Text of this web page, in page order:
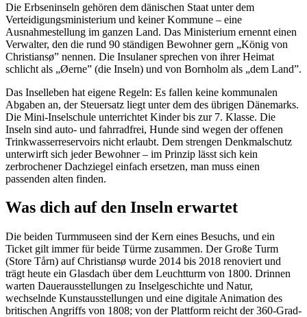
Die Erbseninseln gehören dem dänischen Staat unter dem
Verteidigungsministerium und keiner Kommune – eine
Ausnahmestellung im ganzen Land. Das Ministerium ernennt einen
Verwalter, den die rund 90 ständigen Bewohner gern „König von
Christiansø” nennen. Die Insulaner sprechen von ihrer Heimat
schlicht als „Øerne” (die Inseln) und von Bornholm als „dem Land”.
Das Inselleben hat eigene Regeln: Es fallen keine kommunalen
Abgaben an, der Steuersatz liegt unter dem des übrigen Dänemarks.
Die Mini-Inselschule unterrichtet Kinder bis zur 7. Klasse. Die
Inseln sind auto- und fahrradfrei, Hunde sind wegen der offenen
Trinkwasserreservoirs nicht erlaubt. Dem strengen Denkmalschutz
unterwirft sich jeder Bewohner – im Prinzip lässt sich kein
zerbrochener Dachziegel einfach ersetzen, man muss einen
passenden alten finden.
Was dich auf den Inseln erwartet
Die beiden Turmmuseen sind der Kern eines Besuchs, und ein
Ticket gilt immer für beide Türme zusammen. Der Große Turm
(Store Tårn) auf Christiansø wurde 2014 bis 2018 renoviert und
trägt heute ein Glasdach über dem Leuchtturm von 1800. Drinnen
warten Dauerausstellungen zu Inselgeschichte und Natur,
wechselnde Kunstausstellungen und eine digitale Animation des
britischen Angriffs von 1808; von der Plattform reicht der 360-Grad-